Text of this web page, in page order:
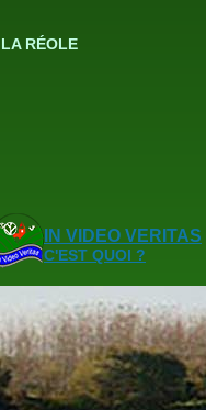
LA RÉOLE
IN VIDEO VERITAS
C'EST QUOI ?